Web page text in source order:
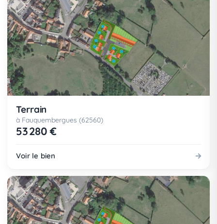
Terrain
à Fauquembergues (62560)
53 280 €
Voir le bien